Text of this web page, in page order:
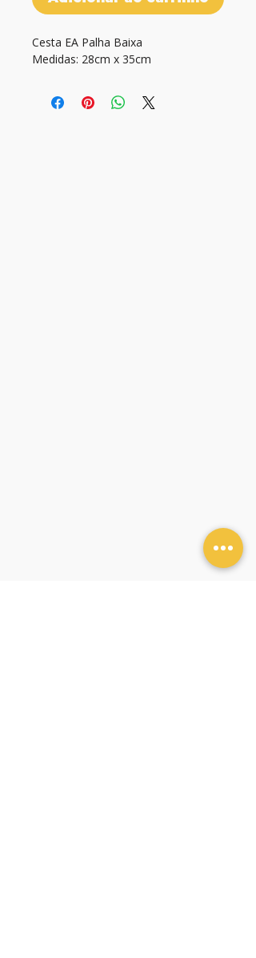
Cesta EA Palha Baixa
Medidas: 28cm x 35cm